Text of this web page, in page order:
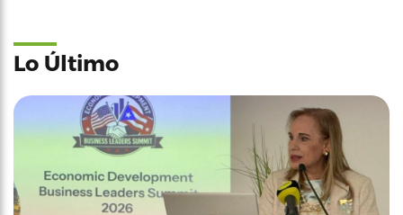
Lo Último